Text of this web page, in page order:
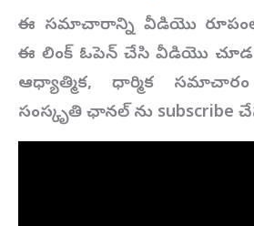
ఈ సమాచారాన్ని వీడియొ రూపంలో
ఈ లింక్ ఓపెన్ చేసి వీడియొ
ఆధ్యాత్మిక, ధార్మిక
సంస్కృతి ఛానల్ ను subscribe